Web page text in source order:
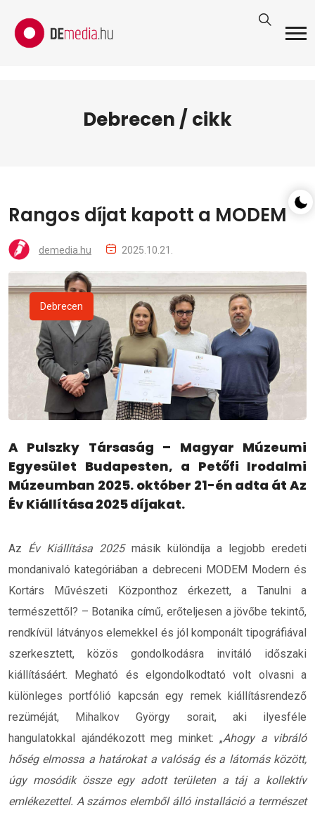
Debrecen / cikk
Rangos díjat kapott a MODEM
demedia.hu 2025.10.21.
Debrecen
A Pulszky Társaság – Magyar Múzeumi
Egyesület Budapesten, a Petőfi Irodalmi
Múzeumban 2025. október 21-én adta át Az
Év Kiállítása 2025 díjakat.
Az Év Kiállítása 2025másik különdíja a legjobb eredeti
mondanivaló kategóriában a debreceni MODEM Modern és
Kortárs Művészeti Központhoz érkezett, a Tanulni a
természettől? – Botanika című, erőteljesen a jövőbe tekintő,
rendkívül látványos elemekkel és jól komponált tipográfiával
szerkesztett, közös gondolkodásra invitáló időszaki
kiállításáért. Megható és elgondolkodtató volt olvasni a
különleges portfólió kapcsán egy remek kiállításrendező
rezüméját, Mihalkov György sorait, aki ilyesféle
hangulatokkal ajándékozott meg minket: „Ahogy a vibráló
hőség elmossa a határokat a valóság és a látomás között,
úgy mosódik össze egy adott területen a táj a kollektív
emlékezettel. A számos elemből álló installáció a természet